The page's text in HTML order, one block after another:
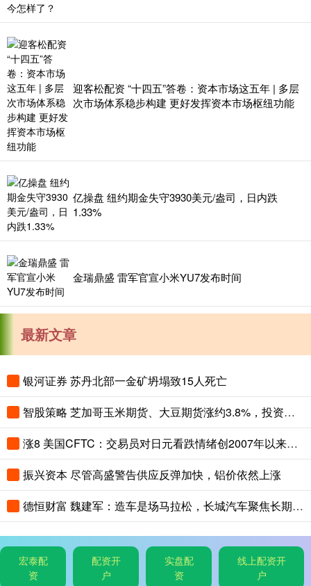
迎客松配资 “十四五”答卷：资本市场这五年 | 多层
次市场体系稳步构建 更好发挥资本市场枢纽功能
亿操盘 纽约期金失守3930美元/盎司，日内跌
1.33%
金瑞鼎盛 雷军官宣小米YU7发布时间
最新文章
银河证券 苏丹北部一金矿坍塌致15人死亡
智股策略 芝加哥玉米期货、大豆期货涨约3.8%，投资者关注夏季天气对全球农作物生长构成的风险
涨8 美国CFTC：交易员对日元看跌情绪创2007年以来最高，对美元看涨程度创2015年以来最高
振兴资本 尽管高盛警告供应反弹加快，铝价依然上涨
德恒财富 魏建军：造车是场马拉松，长城汽车聚焦长期主义与有质量的市占率
宏泰配
资
配资开
户
实盘配
资
线上配资开
户